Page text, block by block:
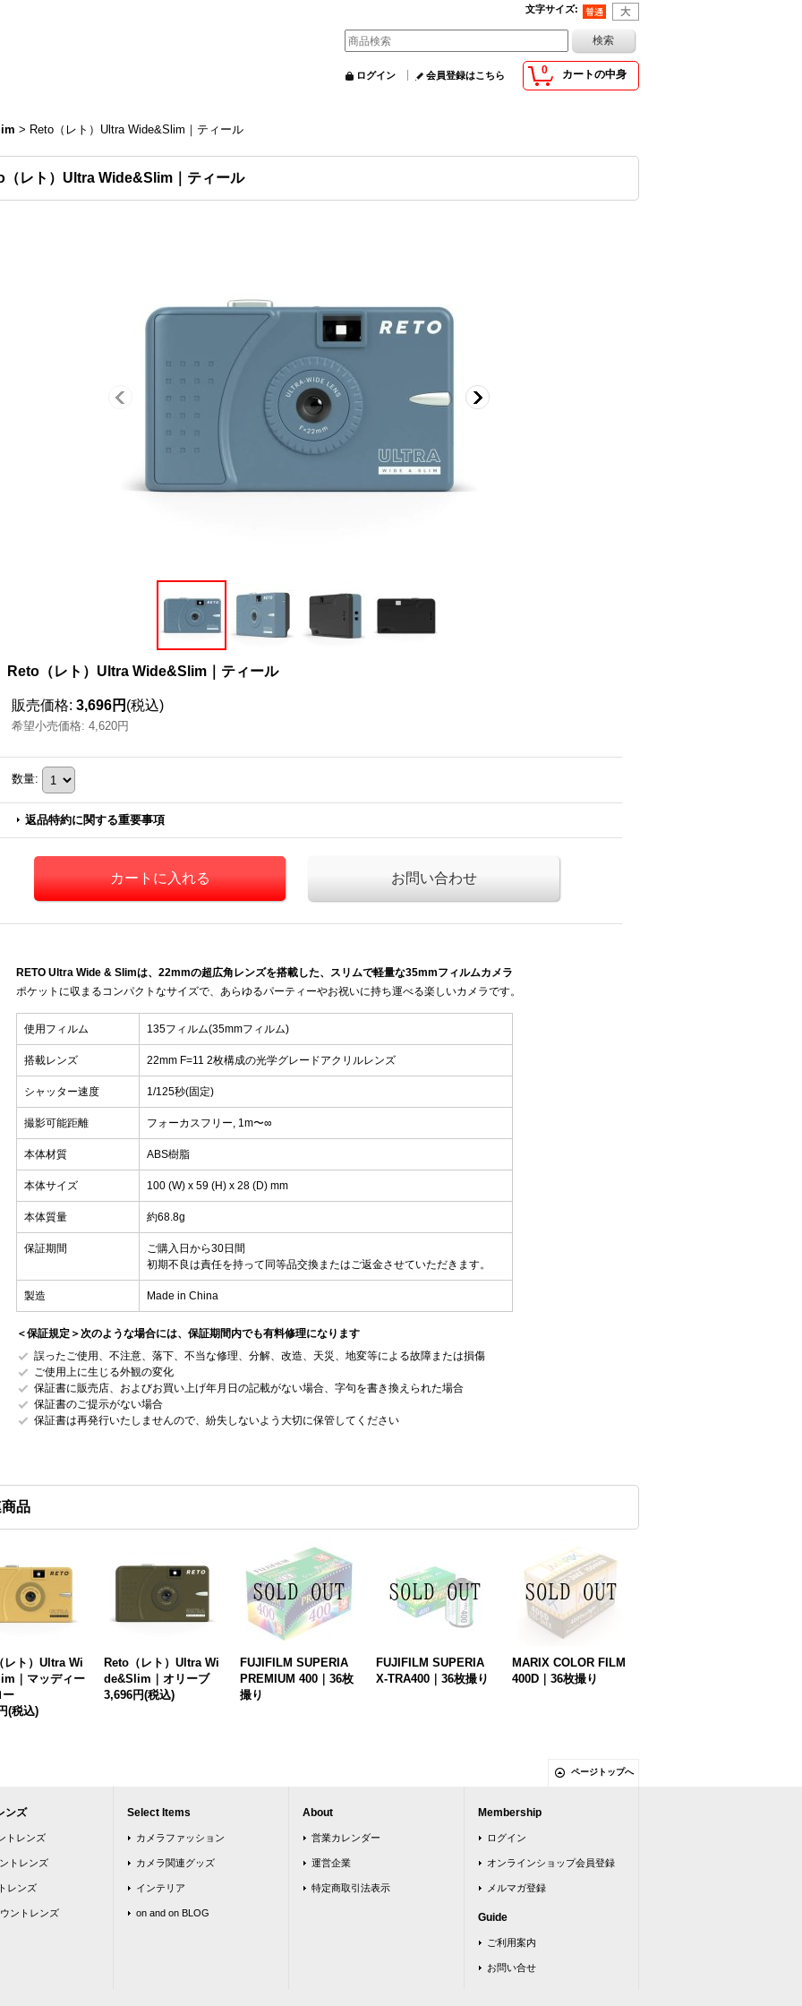
文字サイズ:
0 カートの中身
ログイン 会員登録はこちら
> Reto（レト）Ultra Wide&Slim｜ティール
（レト）Ultra Wide&Slim｜ティール
Reto（レト）Ultra Wide&Slim｜ティール
販売価格: 3,696円 (税込)
希望小売価格: 4,620円
数量:
返品特約に関する重要事項
お問い合わせ
RETO Ultra Wide & Slimは、22mmの超広角レンズを搭載した、スリムで軽量な35mmフィルムカメラ
ポケットに収まるコンパクトなサイズで、あらゆるパーティーやお祝いに持ち運べる楽しいカメラです。
使用フィルム 135フィルム(35mmフィルム)
搭載レンズ 22mm F=11 2枚構成の光学グレードアクリルレンズ
シャッター速度 1/125秒(固定)
撮影可能距離 フォーカスフリー, 1m〜∞
本体材質 ABS樹脂
本体サイズ 100 (W) x 59 (H) x 28 (D) mm
本体質量 約68.8g
保証期間
ご購入日から30日間
初期不良は責任を持って同等品交換またはご返金させていただきます。
製造 Made in China
＜保証規定＞次のような場合には、保証期間内でも有料修理になります
誤ったご使用、不注意、落下、不当な修理、分解、改造、天災、地変等による故障または損傷
ご使用上に生じる外観の変化
保証書に販売店、およびお買い上げ年月日の記載がない場合、字句を書き換えられた場合
保証書のご提示がない場合
保証書は再発行いたしませんので、紛失しないよう大切に保管してください
品
レト）Ultra Wi
｜マッディー
ー
(税込)
Reto（レト）Ultra Wi
de&Slim｜オリーブ
3,696円(税込)
FUJIFILM SUPERIA
PREMIUM 400｜36枚
撮り
FUJIFILM SUPERIA
X-TRA400｜36枚撮り
MARIX COLOR FILM
400D｜36枚撮り
ページトップへ
ンズ
トレンズ
トレンズ
レンズ
ントレンズ
Select Items
カメラファッション
カメラ関連グッズ
インテリア
on and on BLOG
About
営業カレンダー
運営企業
特定商取引法表示
Membership
ログイン
オンラインショップ会員登録
メルマガ登録
Guide
ご利用案内
お問い合せ